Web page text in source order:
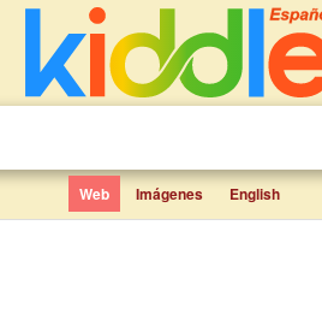
Web Imágenes English